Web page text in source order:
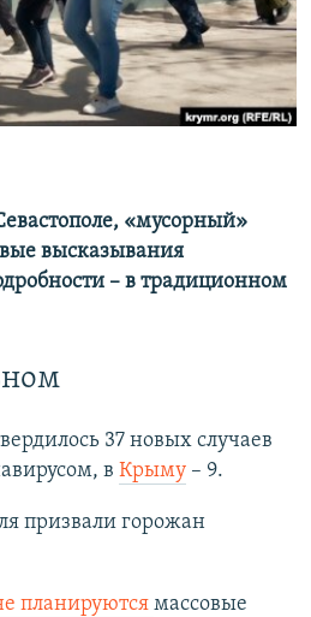
«мусорный»
высказывания
– в традиционном
37 новых случаев
в Крыму– 9.
призвали горожан
планируются массовые